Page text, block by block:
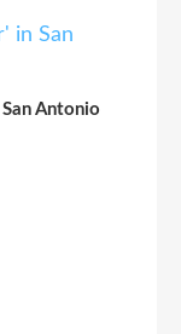
Antonio